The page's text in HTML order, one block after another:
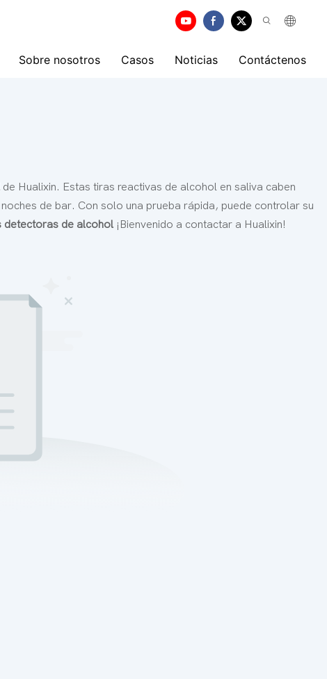
Sobre nosotros Casos Noticias Contáctenos
de Hualixin. Estas tiras reactivas de alcohol en saliva caben
de bar. Con solo una prueba rápida, puede controlar su
detectoras de alcohol ¡Bienvenido a contactar a Hualixin!